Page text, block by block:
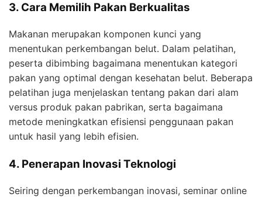
3. Cara Memilih Pakan Berkualitas
Makanan merupakan komponen kunci yang
menentukan perkembangan belut. Dalam pelatihan,
peserta dibimbing bagaimana menentukan kategori
pakan yang optimal dengan kesehatan belut. Beberapa
pelatihan juga menjelaskan tentang pakan dari alam
versus produk pakan pabrikan, serta bagaimana
metode meningkatkan efisiensi penggunaan pakan
untuk hasil yang lebih efisien.
4. Penerapan Inovasi Teknologi
Seiring dengan perkembangan inovasi, seminar online